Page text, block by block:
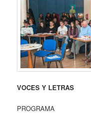
VOCES Y LETRAS
PROGRAMA